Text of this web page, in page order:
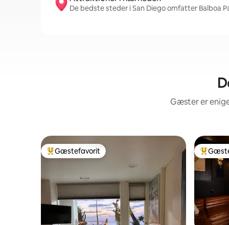
De bedste steder i San Diego omfatter Balboa
Gæster er
Bedste gæstefavorit
Gæstefavorit Bedste